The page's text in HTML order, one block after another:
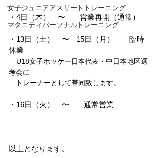
女子ジュニアアスリートトレーニング
マタニティパーソナルトレーニング
・4日（木）　〜　　営業再開（通常）
・13日（土）　〜　15日（月）　　臨時
休業
U18女子ホッケー日本代表・中日本地区選
考会に
トレーナーとして帯同致します。
・16日（火）　〜　　通常営業
以上となります。